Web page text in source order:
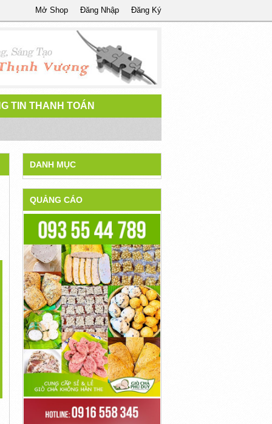
Đăng Ký
Đăng Nhập
Mở Shop
TIN THANH TOÁN
Ngủ Kiêm Đồng Hồ
Báo...
Máy Diệt Khuẩn Bồn Cầu
Thông...
55,000,000đ
>
DANH MỤC
QUẢNG CÁO